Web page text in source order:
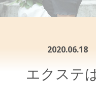
Product
2020.06.18
エクステ